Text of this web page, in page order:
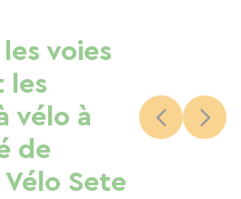
voies
les
vélo à
de
Sete